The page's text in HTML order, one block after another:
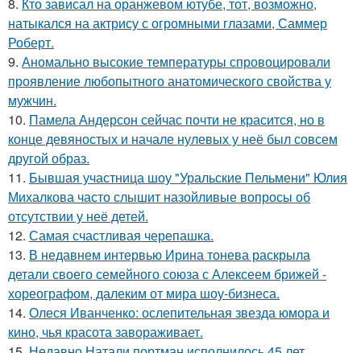
8. Кто зависал на оранжевом ютубе, тот, возможно,
натыкался на актрису с огромными глазами, Саммер
Роберт.
9. Аномально высокие температуры спровоцировали
проявление любопытного анатомического свойства у
мужчин.
10. Памела Андерсон сейчас почти не красится, но в
конце девяностых и начале нулевых у неё был совсем
другой образ.
11. Бывшая участница шоу "Уральские Пельмени" Юлия
Михалкова часто слышит назойливые вопросы об
отсутствии у неё детей.
12. Самая счастливая черепашка.
13. В недавнем интервью Ирина тонева раскрыла
детали своего семейного союза с Алексеем брижей -
хореографом, далеким от мира шоу-бизнеса.
14. Олеся Иванченко: ослепительная звезда юмора и
кино, чья красота завораживает.